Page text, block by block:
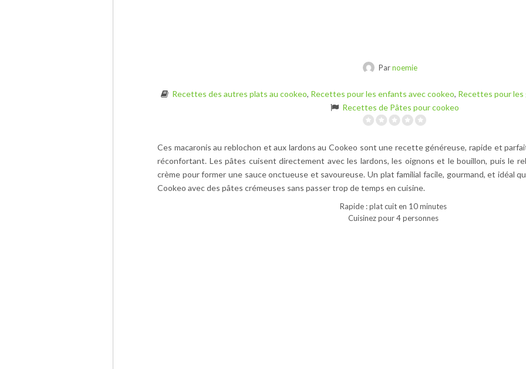
Parnoemie
Recettes des autres plats au cookeo, Recettes pour les enfants avec cookeo, Recettes pour les
Recettes de Pâtes pour cookeo
Ces macaronis au reblochon et aux lardons au Cookeo sont une recette généreuse, rapide et
réconfortant. Les pâtes cuisent directement avec les lardons, les oignons et le bouillon, puis le
crème pour former une sauce onctueuse et savoureuse. Un plat familial facile, gourmand, et idéal
Cookeo avec des pâtes crémeuses sans passer trop de temps en cuisine.
Rapide : plat cuit en 10 minutes
Cuisinez pour 4 personnes